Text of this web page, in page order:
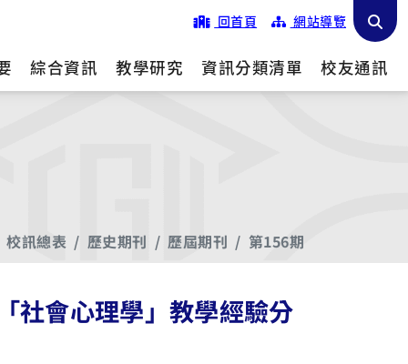
回首頁 網站導覽
綜合資訊 教學研究 資訊分類清單 校友通訊
校訊總表 歷史期刊 歷屆期刊 第156期
社會心理學」教學經驗分